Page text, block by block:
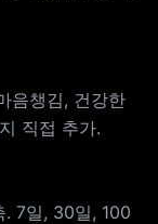
음챙김, 건강한
직접 추가.
. 7일, 30일, 100